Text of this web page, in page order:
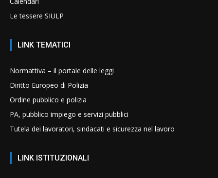
Le tessere SIULP
LINK TEMATICI
Normattiva – il portale delle leggi
Diritto Europeo di Polizia
Ordine pubblico e polizia
PA, pubblico impiego e servizi pubblici
Tutela dei lavoratori, sindacati e sicurezza nel lavoro
LINK ISTITUZIONALI